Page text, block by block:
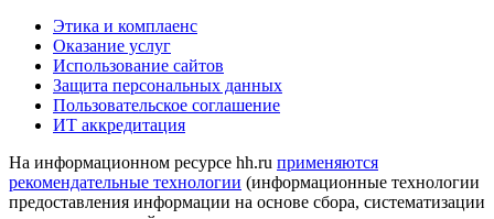
Этика и комплаенс
Оказание услуг
Использование сайтов
Защита персональных данных
Пользовательское соглашение
ИТ аккредитация
На информационном ресурсе hh.ru применяются
рекомендательные технологии (информационные технологии
предоставления информации на основе сбора, систематизации